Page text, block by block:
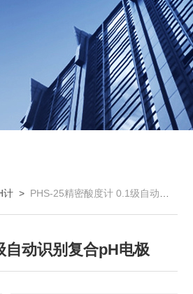
计 > PHS-25精密酸度计 0.1级自动识别复合pH电极
自动识别复合pH电极